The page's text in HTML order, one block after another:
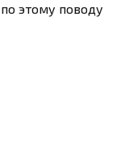
этому поводу